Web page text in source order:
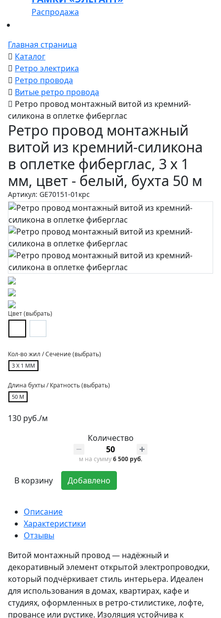
Распродажа
Главная страница
Каталог
Ретро электрика
Ретро провода
Витые ретро провода
Ретро провод монтажный витой из кремний-
силикона в оплетке фиберглас
Ретро провод монтажный
витой из кремний-силикона
в оплетке фиберглас, 3 х 1
мм, цвет - белый, бухта 50 м
Артикул: GE70151-01крс
Цвет (выбрать)
Кол-во жил / Сечение (выбрать)
3 Х 1 ММ
Длина бухты / Кратность (выбрать)
50 М
130 руб./м
Количество
м на сумму6 500 руб.
В корзину Добавлено
Описание
Характеристики
Отзывы
Витой монтажный провод — надёжный и
декоративный элемент открытой электропроводки,
который подчёркивает стиль интерьера. Идеален
для использования в домах, квартирах, кафе и
студиях, оформленных в ретро-стилистике, лофте,
провансе или рустике. Изоляция устойчива к